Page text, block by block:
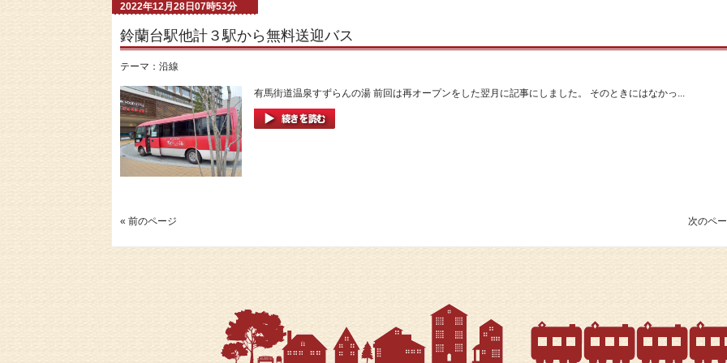
2022年12月28日07時53分
鈴蘭台駅他計３駅から無料送迎バス
テーマ： 沿線
有馬街道温泉すずらんの湯 前回は再オープンをした翌月に記事にしました。 そのときにはなかっ...
« 前のページ 次のペ